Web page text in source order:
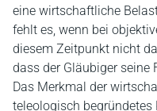
eine wirtschaftliche
fehlt es, wenn bei
diesem Zeitpunkt nicht
dass der Gläubiger seine
Das Merkmal der
teleologisch begründetes